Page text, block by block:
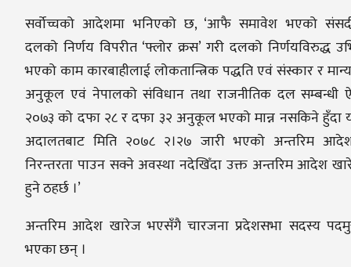
सर्वोच्चको आदेशमा भनिएको छ, ‘आफै समावेश भएको
दलको निर्णय विपरीत ‘फ्लोर क्रस’ गरी दलको निर्णयविरुद्ध
भएको काम कारबाहीलाई लोकतान्त्रिक पद्धति एवं संस्कार र
अनुकूल एवं नेपालको संविधान तथा राजनीतिक दल सम्बन्धी
२०७३ को दफा २८ र दफा ३२ अनुकूल भएको मान्न नसकिने हुँदा
अदालतबाट मिति २०७८ २।२७ जारी भएको अन्तरिम
निरन्तरता पाउन सक्ने अवस्था नदेखिँदा उक्त अन्तरिम आदेश
हुने ठहर्छ ।’
अन्तरिम आदेश खारेज भएसँगै चारजना प्रदेशसभा सदस्य
भएका छन् ।